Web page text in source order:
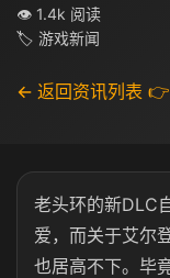
👁 1.4k 阅读
🏷 游戏新闻
← 返回资讯列表 👉
老头环的新DLC
爱，而关于艾尔
也居高不下。毕